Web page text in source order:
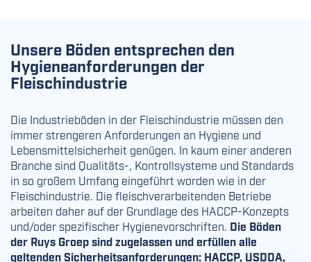
Unsere Böden entsprechen den
Hygieneanforderungen der
Fleischindustrie
Die Industrieböden in der Fleischindustrie müssen den
immer strengeren Anforderungen an Hygiene und
Lebensmittelsicherheit genügen. In kaum einer anderen
Branche sind Qualitäts-, Kontrollsysteme und Standards
in so großem Umfang eingeführt worden wie in der
Fleischindustrie. Die fleischverarbeitenden Betriebe
arbeiten daher auf der Grundlage des HACCP-Konzepts
und/oder spezifischer Hygienevorschriften. Die Böden
der Ruys Groep sind zugelassen und erfüllen alle
geltenden Sicherheitsanforderungen: HACCP, USDDA,